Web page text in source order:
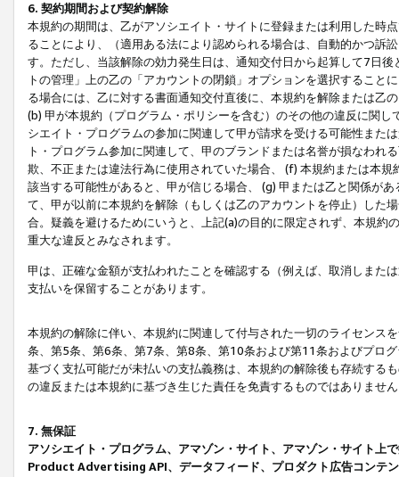
6. 契約期間および契約解除
本規約の期間は、乙がアソシエイト・サイトに登録または利用した時
ることにより、（適用ある法により認められる場合は、自動的かつ訴
す。ただし、当該解除の効力発生日は、通知交付日から起算して7日
トの管理」上の乙の「アカウントの閉鎖」オプションを選択するこ
る場合には、乙に対する書面通知交付直後に、本規約を解除または乙
(b) 甲が本規約（プログラム・ポリシーを含む）のその他の違反に関
シエイト・プログラムの参加に関連して甲が請求を受ける可能性また
ト・プログラム参加に関連して、甲のブランドまたは名誉が損なわれ
欺、不正または違法行為に使用されていた場合、 (f) 本規約または本
該当する可能性があると、甲が信じる場合、 (g) 甲または乙と関係が
て、甲が以前に本規約を解除（もしくは乙のアカウントを停止）した
合。疑義を避けるためにいうと、上記(a)の目的に限定されず、本規
重大な違反とみなされます。
甲は、正確な金額が支払われたことを確認する（例えば、取消しまた
支払いを保留することがあります。
本規約の解除に伴い、本規約に関連して付与された一切のライセンス
条、第5条、第6条、第7条、第8条、第10条および第11条およびプロ
基づく支払可能だが未払いの支払義務は、本規約の解除後も存続する
の違反または本規約に基づき生じた責任を免責するものではありませ
7. 無保証
アソシエイト・プログラム、アマゾン・サイト、アマゾン・サイト上
Product Advertising API、データフィード、プロダクト広告コンテ